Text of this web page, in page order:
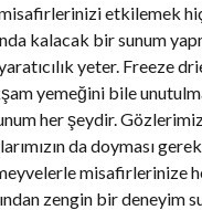
etkilemek
kalacak bir sunum
yeter. Freeze
yemeğini bile
her şeydir.
da doyması
misafirlerinize
zengin bir deneyim